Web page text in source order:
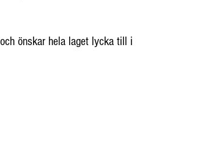
önskar hela laget lycka till i